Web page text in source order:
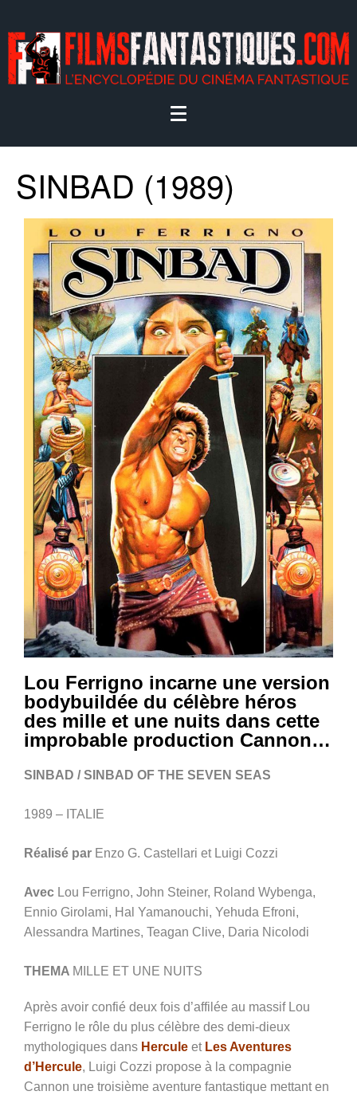
SINBAD (1989)
Lou Ferrigno incarne une version
bodybuildée du célèbre héros
des mille et une nuits dans cette
improbable production Cannon…
SINBAD / SINBAD OF THE SEVEN SEAS
1989 – ITALIE
Réalisé par Enzo G. Castellari et Luigi Cozzi
Avec Lou Ferrigno, John Steiner, Roland Wybenga,
Ennio Girolami, Hal Yamanouchi, Yehuda Efroni,
Alessandra Martines, Teagan Clive, Daria Nicolodi
THEMA MILLE ET UNE NUITS
Après avoir confié deux fois d’affilée au massif Lou
Ferrigno le rôle du plus célèbre des demi-dieux
mythologiques dans Hercule et Les Aventures
d’Hercule, Luigi Cozzi propose à la compagnie
Cannon une troisième aventure fantastique mettant en